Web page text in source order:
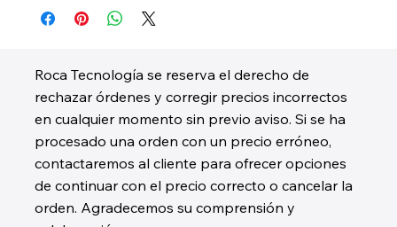
Roca Tecnología se reserva el derecho de
rechazar órdenes y corregir precios incorrectos
en cualquier momento sin previo aviso. Si se ha
procesado una orden con un precio erróneo,
contactaremos al cliente para ofrecer opciones
de continuar con el precio correcto o cancelar la
orden. Agradecemos su comprensión y